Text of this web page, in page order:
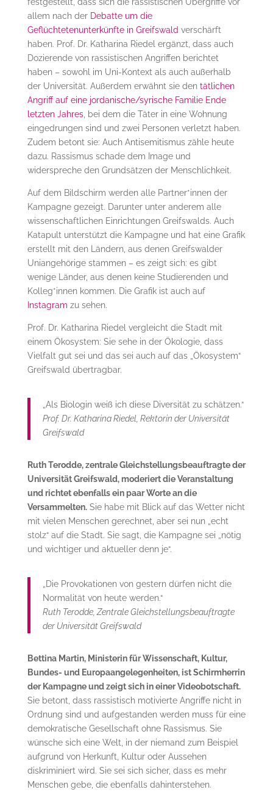
allem nach der Debatte um die
Geflüchtetenunterkünfte in Greifswald verschärft
haben. Prof. Dr. Katharina Riedel ergänzt, dass auch
Dozierende von rassistischen Angriffen berichtet
haben – sowohl im Uni-Kontext als auch außerhalb
der Universität. Außerdem erwähnt sie den tätlichen
Angriff auf eine jordanische/syrische Familie Ende
letzten Jahres, bei dem die Täter in eine Wohnung
eingedrungen sind und zwei Personen verletzt haben.
Zudem betont sie: Auch Antisemitismus zähle heute
dazu. Rassismus schade dem Image und
widerspreche den Grundsätzen der Menschlichkeit.
Auf dem Bildschirm werden alle Partner*innen der
Kampagne gezeigt. Darunter unter anderem alle
wissenschaftlichen Einrichtungen Greifswalds. Auch
Katapult unterstützt die Kampagne und hat eine Grafik
erstellt mit den Ländern, aus denen Greifswalder
Uniangehörige stammen – es zeigt sich: es gibt
wenige Länder, aus denen keine Studierenden und
Kolleg*innen kommen. Die Grafik ist auch auf
Instagram zu sehen.
Prof. Dr. Katharina Riedel vergleicht die Stadt mit
einem Ökosystem: Sie sehe in der Ökologie, dass
Vielfalt gut sei und das sei auch auf das „Ökosystem“
Greifswald übertragbar.
„Als Biologin weiß ich diese Diversität zu schätzen.“
Prof. Dr. Katharina Riedel, Rektorin der Universität
Greifswald
Ruth Terodde, zentrale Gleichstellungsbeauftragte der
Universität Greifswald, moderiert die Veranstaltung
und richtet ebenfalls ein paar Worte an die
Versammelten.Sie habe mit Blick auf das Wetter nicht
mit vielen Menschen gerechnet, aber sei nun „echt
stolz“ auf die Stadt. Sie sagt, die Kampagne sei „nötig
und wichtiger und aktueller denn je“.
„Die Provokationen von gestern dürfen nicht die
Normalität von heute werden.“
Ruth Terodde, Zentrale Gleichstellungsbeauftragte
der Universität Greifswald
Bettina Martin, Ministerin für Wissenschaft, Kultur,
Bundes- und Europaangelegenheiten, ist Schirmherrin
der Kampagne und zeigt sich in einer Videobotschaft.
Sie betont, dass rassistisch motivierte Angriffe nicht in
Ordnung sind und aufgestanden werden muss für eine
demokratische Gesellschaft ohne Rassismus. Sie
wünsche sich eine Welt, in der niemand zum Beispiel
aufgrund von Herkunft, Kultur oder Aussehen
diskriminiert wird. Sie sei sich sicher, dass es mehr
Menschen gebe, die ebenfalls dahinterstehen.